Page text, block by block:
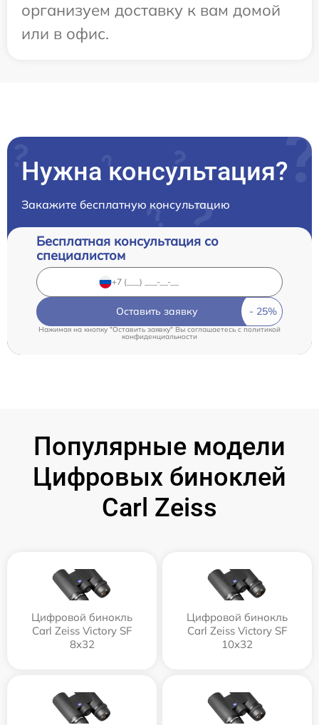
организуем доставку к вам домой
или в офис.
Нужна консультация?
Закажите бесплатную консультацию
Бесплатная консультация со
специалистом
Оставить заявку
Нажимая на кнопку "Оставить заявку" Вы соглашаетесь cполитикой
конфиденциальности
Популярные модели
Цифровых биноклей
Carl Zeiss
Цифровой бинокль
Carl Zeiss Victory SF
8x32
Цифровой бинокль
Carl Zeiss Victory SF
10x32